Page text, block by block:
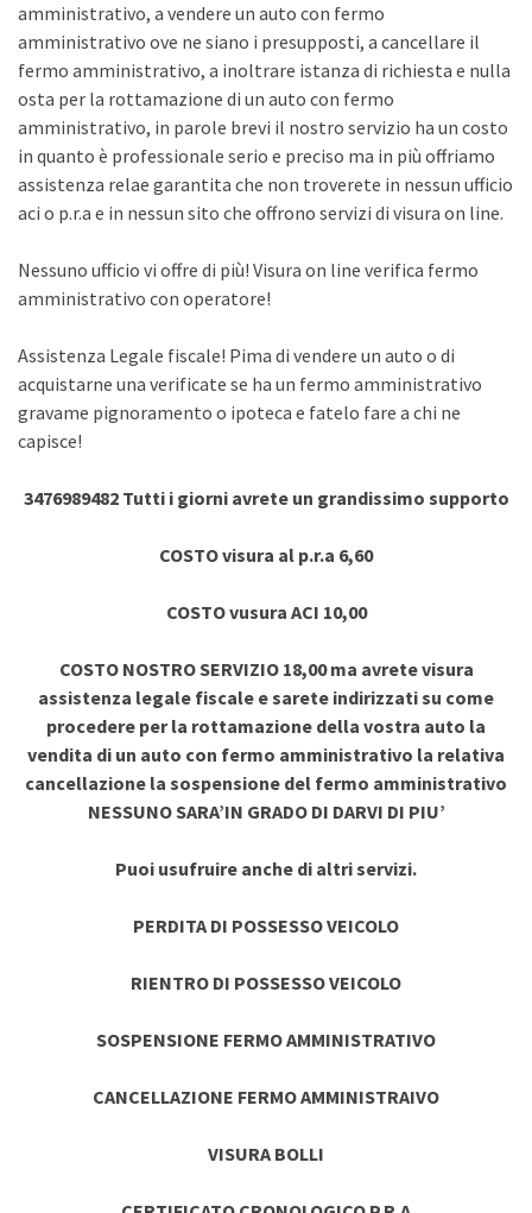
amministrativo, a vendere un auto con fermo
amministrativo ove ne siano i presupposti, a cancellare il
fermo amministrativo, a inoltrare istanza di richiesta e nulla
osta per la rottamazione di un auto con fermo
amministrativo, in parole brevi il nostro servizio ha un costo
in quanto è professionale serio e preciso ma in più offriamo
assistenza relae garantita che non troverete in nessun ufficio
aci o p.r.a e in nessun sito che offrono servizi di visura on line.
Nessuno ufficio vi offre di più! Visura on line verifica fermo
amministrativo con operatore!
Assistenza Legale fiscale! Pima di vendere un auto o di
acquistarne una verificate se ha un fermo amministrativo
gravame pignoramento o ipoteca e fatelo fare a chi ne
capisce!
3476989482 Tutti i giorni avrete un grandissimo supporto
COSTO visura al p.r.a 6,60
COSTO vusura ACI 10,00
COSTO NOSTRO SERVIZIO 18,00 ma avrete visura
assistenza legale fiscale e sarete indirizzati su come
procedere per la rottamazione della vostra auto la
vendita di un auto con fermo amministrativo la relativa
cancellazione la sospensione del fermo amministrativo
NESSUNO SARA’IN GRADO DI DARVI DI PIU’
Puoi usufruire anche di altri servizi.
PERDITA DI POSSESSO VEICOLO
RIENTRO DI POSSESSO VEICOLO
SOSPENSIONE FERMO AMMINISTRATIVO
CANCELLAZIONE FERMO AMMINISTRAIVO
VISURA BOLLI